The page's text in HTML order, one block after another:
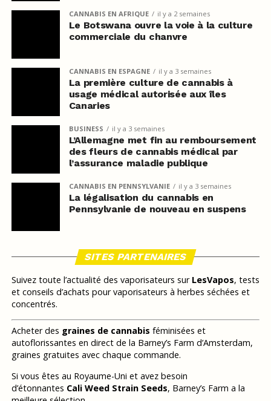
CANNABIS EN AFRIQUE il y a 2 semaines
Le Botswana ouvre la voie à la culture
commerciale du chanvre
CANNABIS EN ESPAGNE il y a 3 semaines
La première culture de cannabis à
usage médical autorisée aux îles
Canaries
BUSINESS il y a 3 semaines
L’Allemagne met fin au remboursement
des fleurs de cannabis médical par
l’assurance maladie publique
CANNABIS EN PENNSYLVANIE il y a 3 semaines
La légalisation du cannabis en
Pennsylvanie de nouveau en suspens
SITES PARTENAIRES
Suivez toute l’actualité des vaporisateurs sur LesVapos, tests
et conseils d’achats pour vaporisateurs à herbes séchées et
concentrés.
Acheter des graines de cannabis féminisées et
autoflorissantes en direct de la Barney’s Farm d’Amsterdam,
graines gratuites avec chaque commande.
Si vous êtes au Royaume-Uni et avez besoin
d’étonnantes Cali Weed Strain Seeds, Barney’s Farm a la